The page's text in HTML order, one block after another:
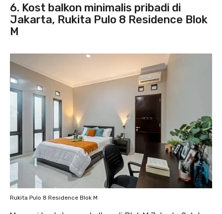
6. Kost balkon minimalis pribadi di
Jakarta, Rukita Pulo 8 Residence Blok
M
Rukita Pulo 8 Residence Blok M